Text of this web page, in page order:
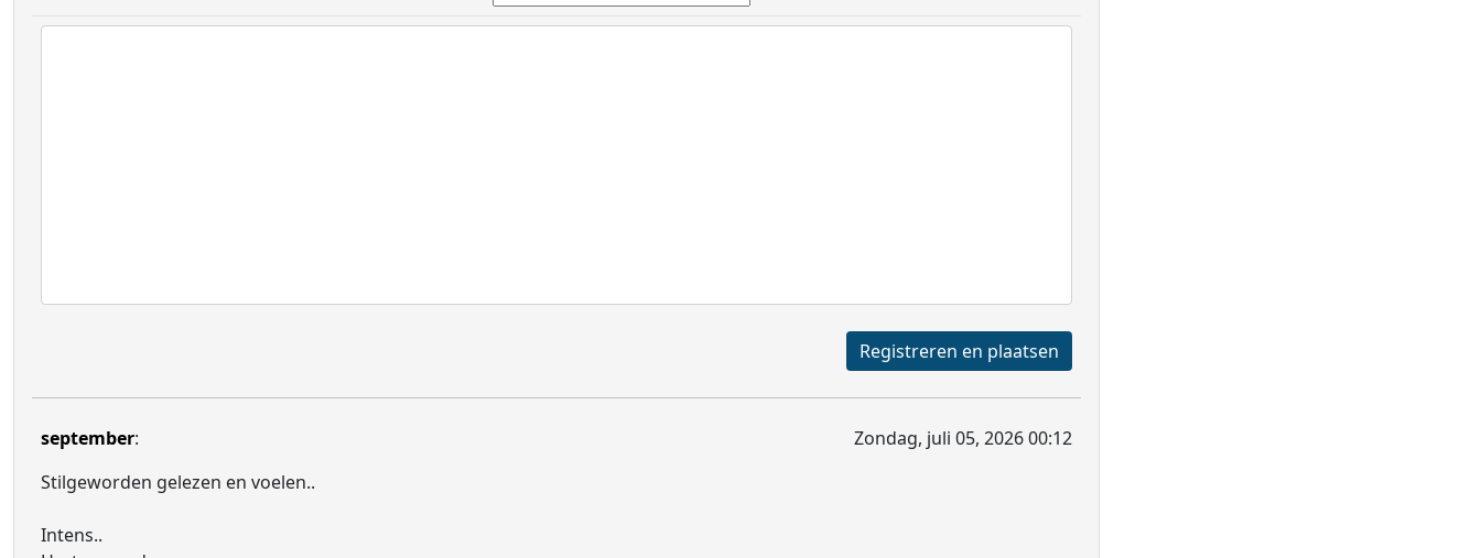
Registreren en plaatsen
september:
Zondag, juli 05, 2026 00:12
Stilgeworden gelezen en voelen..
Intens..